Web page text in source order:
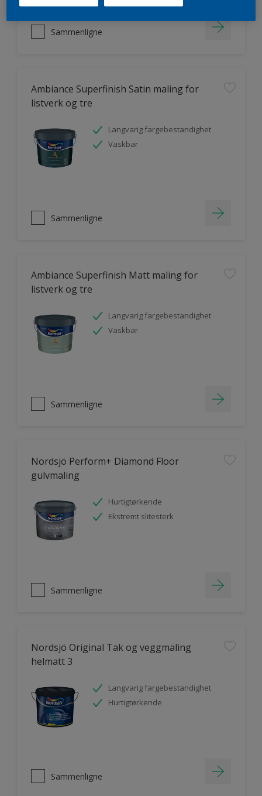
Sammenligne
Ambiance Superfinish Satin maling for
listverk og tre
Langvarig fargebestandighet
Vaskbar
Sammenligne
Ambiance Superfinish Matt maling for
listverk og tre
Langvarig fargebestandighet
Vaskbar
Sammenligne
Nordsjö Perform+ Diamond Floor
gulvmaling
Hurtigtørkende
Ekstremt slitesterk
Sammenligne
Nordsjö Original Tak og veggmaling
helmatt 3
Langvarig fargebestandighet
Hurtigtørkende
Sammenligne